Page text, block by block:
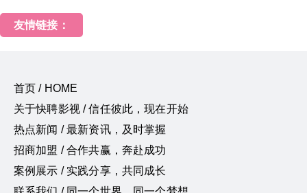
友情链接：
首页 / HOME
关于快聘影视 / 信任彼此，现在开始
热点新闻 / 最新资讯，及时掌握
招商加盟 / 合作共赢，奔赴成功
案例展示 / 实践分享，共同成长